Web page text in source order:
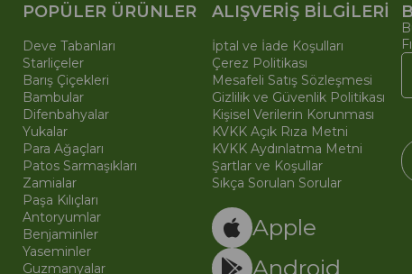
POPÜLER ÜRÜNLER
Deve Tabanları
Starliçeler
Barış Çiçekleri
Bambular
Difenbahyalar
Yukalar
Para Ağaçları
Patos Sarmaşıkları
Zamialar
Paşa Kılıçları
Antoryumlar
Benjaminler
Yaseminler
Guzmanyalar
ALIŞVERİŞ BİLGİLERİ
İptal ve İade Koşulları
Çerez Politikası
Mesafeli Satış Sözleşmesi
Gizlilik ve Güvenlik Politikası
Kişisel Verilerin Korunması
KVKK Açık Rıza Metni
KVKK Aydınlatma Metni
Şartlar ve Koşullar
Sıkça Sorulan Sorular
Apple
Android